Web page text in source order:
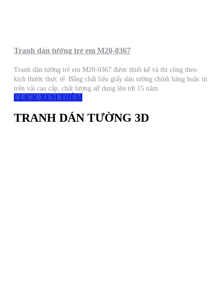
Tranh dán tường trẻ em M20-0367
Tranh dán tường trẻ em M20-0367 được thiết kế và thi công theo
kích thước thực tế. Bằng chất liệu giấy dán tường chính hãng hoặc in
trên vải cao cấp, chất lượng sử dụng lên tới 15 năm.
CLICK XEM THÊM
TRANH DÁN TƯỜNG 3D